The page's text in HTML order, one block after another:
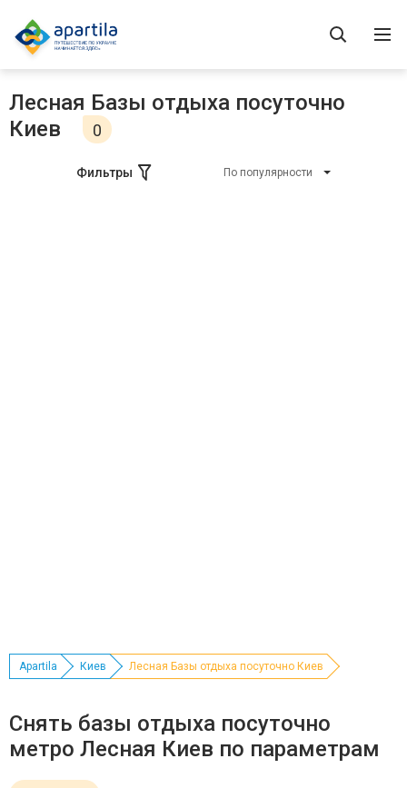
Лесная Базы отдыха посуточно
Киев
0
Фильтры По популярности
Apartila Киев Лесная Базы отдыха посуточно Киев
Снять базы отдыха посуточно
метро Лесная Киев по параметрам